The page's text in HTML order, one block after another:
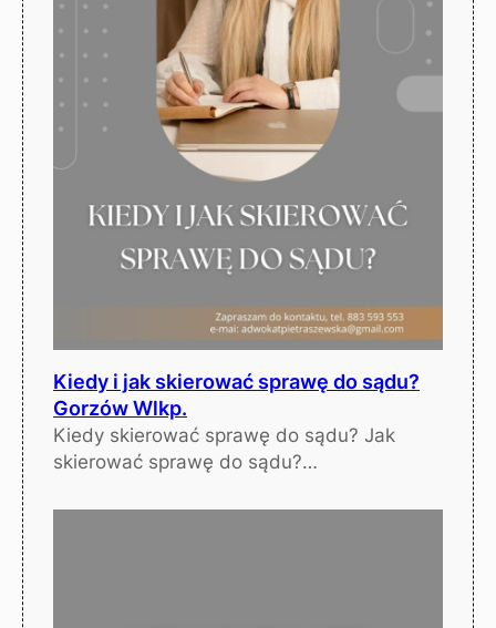
Kiedy i jak skierować sprawę do sądu?
Gorzów Wlkp.
Kiedy skierować sprawę do sądu? Jak
skierować sprawę do sądu?…